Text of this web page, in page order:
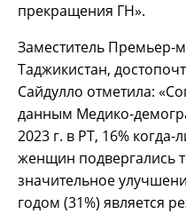
прекращения ГН».
Заместитель Премьер-
Таджикистан,
Сайдулло отметила:
данным Медико-
2023 г. в РТ, 16%
женщин подвергались
значительное
годом (31%) является